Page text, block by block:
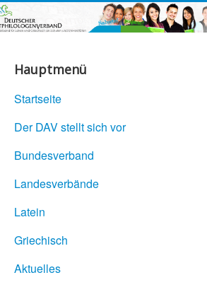
Hauptmenü
Startseite
Der DAV stellt sich vor
Bundesverband
Landesverbände
Latein
Griechisch
Aktuelles